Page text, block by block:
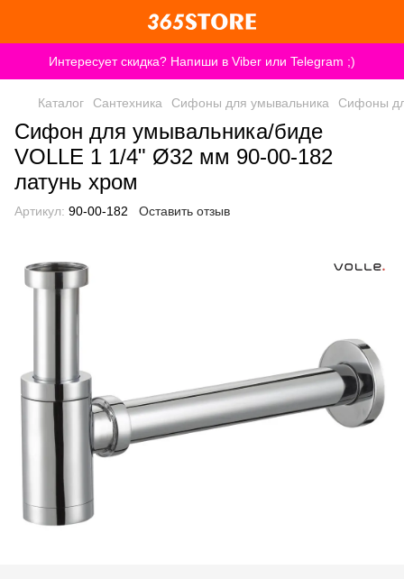
Интересует скидка? Напиши в Viber или Telegram ;)
Каталог Сантехника Сифоны для умывальника Сифоны
Сифон для умывальника/биде
VOLLE 1 1/4" Ø32 мм 90-00-182
латунь хром
Артикул: 90-00-182 Оставить отзыв